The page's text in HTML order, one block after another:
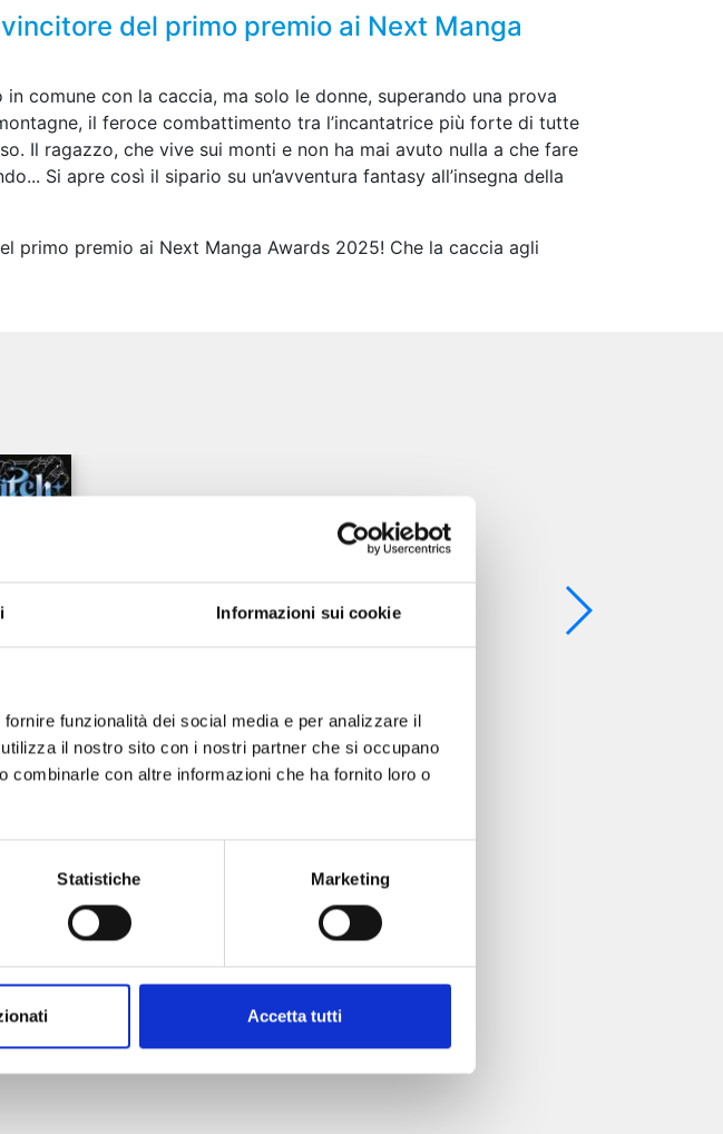
Informazioni sui cookie
funzionalità dei social media e per analizzare il
il nostro sito con i nostri partner che si occupano
combinarle con altre informazioni che ha fornito loro o
Statistiche Marketing
Accetta tutti
del primo premio ai Next Manga
comune con la caccia, ma solo le donne, superando una prova
il feroce combattimento tra l’incantatrice più forte di tutte
Il ragazzo, che vive sui monti e non ha mai avuto nulla a che fare
Si apre così il sipario su un’avventura fantasy all’insegna della
primo premio ai Next Manga Awards 2025! Che la caccia agli
n. 3